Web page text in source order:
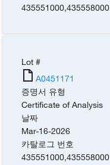
435551000,435558000
Lot #
A0451171
증명서 유형
Certificate of Analysis
날짜
Mar-16-2026
카탈로그 번호
435551000,435558000